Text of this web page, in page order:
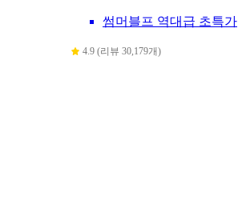
썸머블프 역대급 초특가
4.9 (리뷰 30,179개)